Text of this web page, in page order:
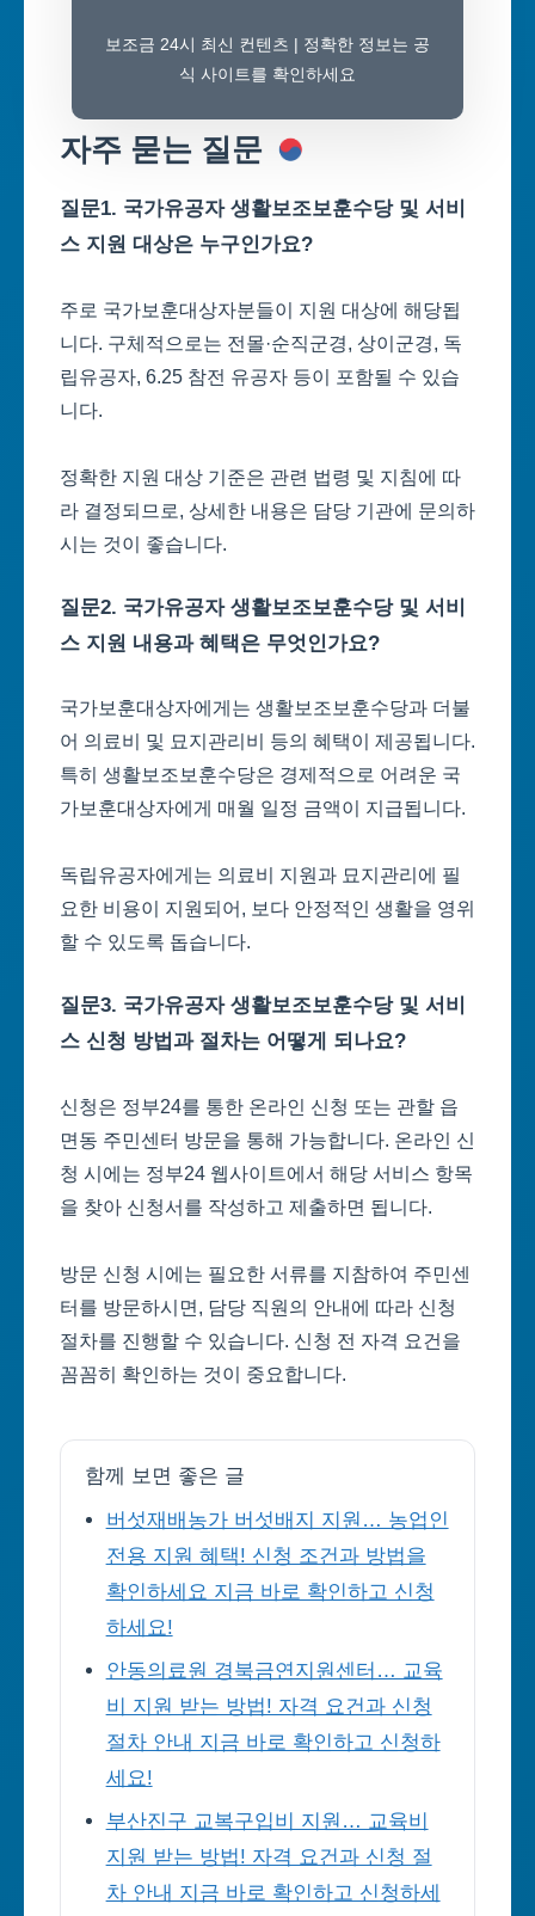
보조금 24시 최신 컨텐츠 | 정확한 정보는 공
식 사이트를 확인하세요
자주 묻는 질문
질문1. 국가유공자 생활보조보훈수당 및 서비
스 지원 대상은 누구인가요?
주로 국가보훈대상자분들이 지원 대상에 해당됩
니다. 구체적으로는 전몰·순직군경, 상이군경, 독
립유공자, 6.25 참전 유공자 등이 포함될 수 있습
니다.
정확한 지원 대상 기준은 관련 법령 및 지침에 따
라 결정되므로, 상세한 내용은 담당 기관에 문의하
시는 것이 좋습니다.
질문2. 국가유공자 생활보조보훈수당 및 서비
스 지원 내용과 혜택은 무엇인가요?
국가보훈대상자에게는 생활보조보훈수당과 더불
어 의료비 및 묘지관리비 등의 혜택이 제공됩니다.
특히 생활보조보훈수당은 경제적으로 어려운 국
가보훈대상자에게 매월 일정 금액이 지급됩니다.
독립유공자에게는 의료비 지원과 묘지관리에 필
요한 비용이 지원되어, 보다 안정적인 생활을 영위
할 수 있도록 돕습니다.
질문3. 국가유공자 생활보조보훈수당 및 서비
스 신청 방법과 절차는 어떻게 되나요?
신청은 정부24를 통한 온라인 신청 또는 관할 읍
면동 주민센터 방문을 통해 가능합니다. 온라인 신
청 시에는 정부24 웹사이트에서 해당 서비스 항목
을 찾아 신청서를 작성하고 제출하면 됩니다.
방문 신청 시에는 필요한 서류를 지참하여 주민센
터를 방문하시면, 담당 직원의 안내에 따라 신청
절차를 진행할 수 있습니다. 신청 전 자격 요건을
꼼꼼히 확인하는 것이 중요합니다.
함께 보면 좋은 글
버섯재배농가 버섯배지 지원… 농업인
전용 지원 혜택! 신청 조건과 방법을
확인하세요 지금 바로 확인하고 신청
하세요!
안동의료원 경북금연지원센터… 교육
비 지원 받는 방법! 자격 요건과 신청
절차 안내 지금 바로 확인하고 신청하
세요!
부산진구 교복구입비 지원… 교육비
지원 받는 방법! 자격 요건과 신청 절
차 안내 지금 바로 확인하고 신청하세